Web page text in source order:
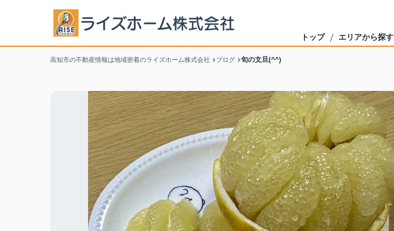
トップ エリアから探す
高知市の不動産情報は地域密着のライズホーム株式会社 ブログ 旬の文旦(^^)